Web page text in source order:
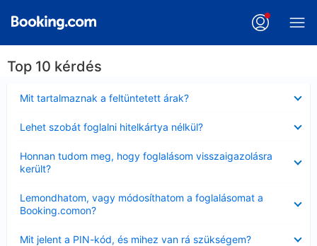
Top 10 kérdés
Mit tartalmaznak a feltüntetett árak?
Lehet szobát foglalni hitelkártya nélkül?
Honnan tudom meg, hogy foglalásom visszaigazolásra
került?
Lemondhatom, vagy módosíthatom a foglalásomat a
Booking.comon?
Mit jelent a PIN-kód, és mihez van rá szükségem?